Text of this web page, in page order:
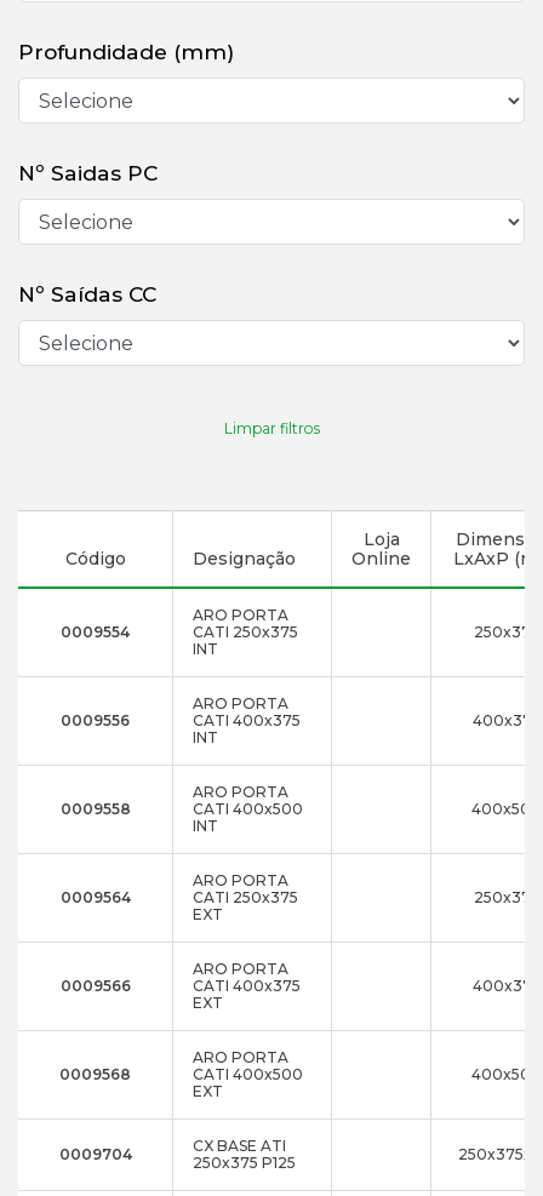
Profundidade (mm)
Nº Saidas PC
Nº Saídas CC
Limpar filtros
Código Designação
Loja
Online
LxAxP
0009554
ARO PORTA
CATI 250x375
INT
250x375
0009556
ARO PORTA
CATI 400x375
INT
400x375
0009558
ARO PORTA
CATI 400x500
INT
400x500
0009564
ARO PORTA
CATI 250x375
EXT
250x375
0009566
ARO PORTA
CATI 400x375
EXT
400x375
0009568
ARO PORTA
CATI 400x500
EXT
400x500
0009704
CX BASE ATI
250x375 P125